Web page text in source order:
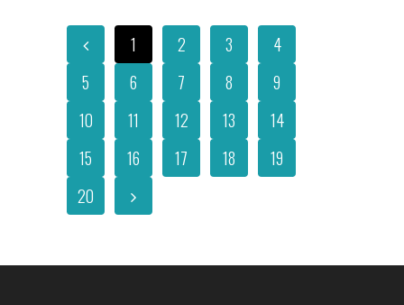
1 2 3
4
5
6 7 8
9
10
11 12 13
14
15
16 17 18
19
20